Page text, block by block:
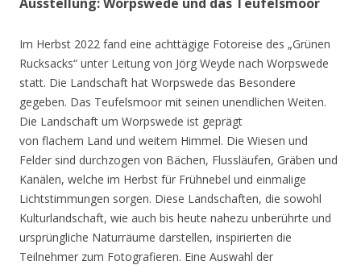
Im Herbst 2022 fand eine achttägige Fotoreise des „Grünen
Rucksacks“ unter Leitung von Jörg Weyde nach Worpswede
statt. Die Landschaft hat Worpswede das Besondere
gegeben. Das Teufelsmoor mit seinen unendlichen Weiten.
Die Landschaft um Worpswede ist geprägt
von flachem Land und weitem Himmel. Die Wiesen und
Felder sind durchzogen von Bächen, Flussläufen, Gräben und
Kanälen, welche im Herbst für Frühnebel und einmalige
Lichtstimmungen sorgen. Diese Landschaften, die sowohl
Kulturlandschaft, wie auch bis heute nahezu unberührte und
ursprüngliche Naturräume darstellen, inspirierten die
Teilnehmer zum Fotografieren. Eine Auswahl der